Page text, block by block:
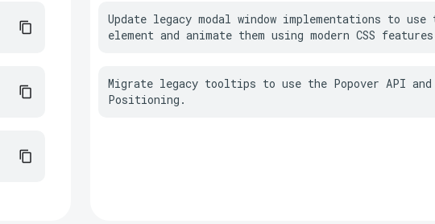
Update legacy modal window implementations to use
element and animate them using modern CSS
Migrate legacy tooltips to use the Popover API and
Positioning.